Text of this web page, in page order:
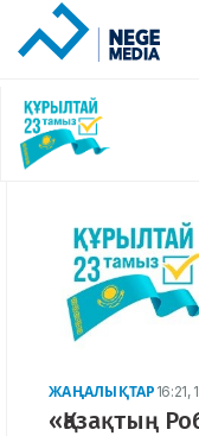
ЖАҢАЛЫҚТАР 16:21,
«Қазақтың